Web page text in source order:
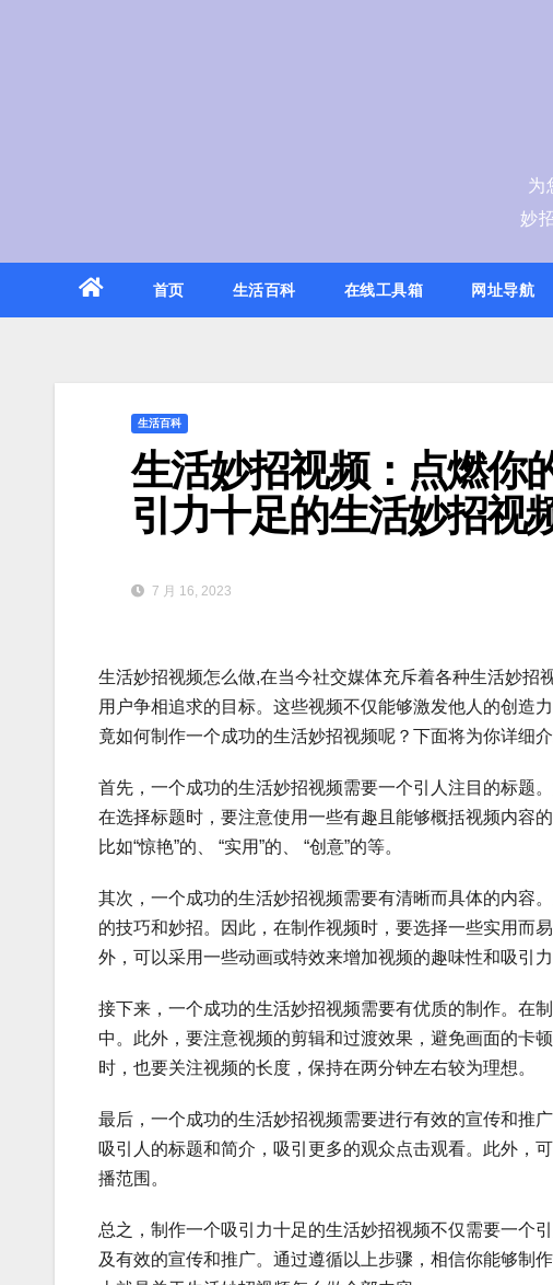
为
妙
首页 生活百科 在线工具箱 网址导航
生活百科
生活妙招视频：点燃你
引力十足的生活妙招视
7 月 16, 2023
生活妙招视频怎么做,在当今社交媒体充斥着各种生活妙
用户争相追求的目标。这些视频不仅能够激发他人的创造
竟如何制作一个成功的生活妙招视频呢？下面将为你详细介
首先，一个成功的生活妙招视频需要一个引人注目的标题
在选择标题时，要注意使用一些有趣且能够概括视频内容
比如“惊艳”的、 “实用”的、 “创意”的等。
其次，一个成功的生活妙招视频需要有清晰而具体的内容
的技巧和妙招。因此，在制作视频时，要选择一些实用而
外，可以采用一些动画或特效来增加视频的趣味性和吸引力
接下来，一个成功的生活妙招视频需要有优质的制作。在
中。此外，要注意视频的剪辑和过渡效果，避免画面的卡
时，也要关注视频的长度，保持在两分钟左右较为理想。
最后，一个成功的生活妙招视频需要进行有效的宣传和推
吸引人的标题和简介，吸引更多的观众点击观看。此外，
播范围。
总之，制作一个吸引力十足的生活妙招视频不仅需要一个
及有效的宣传和推广。通过遵循以上步骤，相信你能够制